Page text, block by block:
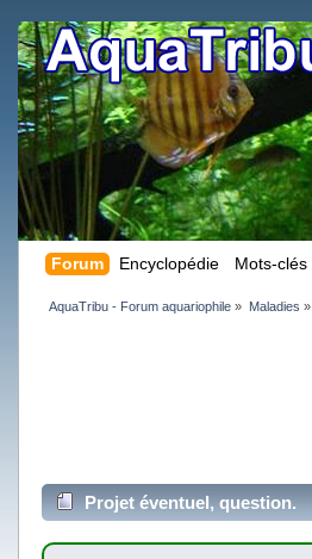
Forum Encyclopédie Mots-clés
AquaTribu - Forum aquariophile » Maladies »
Projet éventuel, question.